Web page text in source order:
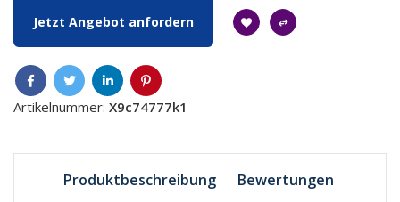
Jetzt Angebot anfordern
Artikelnummer: X9c74777k1
Produktbeschreibung Bewertungen